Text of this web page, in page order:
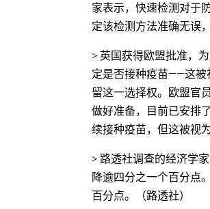
家表示，快速检测对于
定该检测方法准确无误
> 英国获得欧盟批准，
定是否接种疫苗——这被
留这一选择权。欧盟官
做好准备，目前已安排
续接种疫苗，但这被视
> 路透社调查的经济学
降逾四分之一个百分点
百分点。（路透社）